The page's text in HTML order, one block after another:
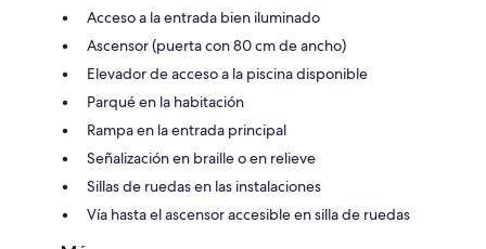
Acceso a la entrada bien iluminado
Ascensor (puerta con 80 cm de ancho)
Elevador de acceso a la piscina disponible
Parqué en la habitación
Rampa en la entrada principal
Señalización en braille o en relieve
Sillas de ruedas en las instalaciones
Vía hasta el ascensor accesible en silla de ruedas